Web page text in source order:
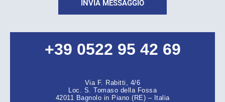
INVIA MESSAGGIO
+39 0522 95 42 69
Via F. Rabitti, 4/6
Loc. S. Tomaso della Fossa
42011 Bagnolo in Piano (RE) – Italia